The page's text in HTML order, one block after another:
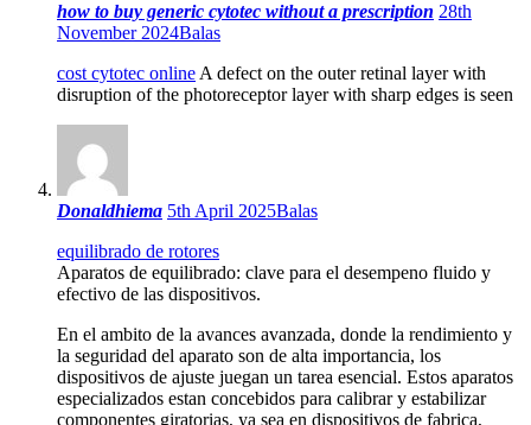
how to buy generic cytotec without a prescription 28th
November 2024Balas
cost cytotec onlineA defect on the outer retinal layer with
disruption of the photoreceptor layer with sharp edges is seen
Donaldhiema 5th April 2025Balas
equilibrado de rotores
Aparatos de equilibrado: clave para el desempeno fluido y
efectivo de las dispositivos.
En el ambito de la avances avanzada, donde la rendimiento y
la seguridad del aparato son de alta importancia, los
dispositivos de ajuste juegan un tarea esencial. Estos aparatos
especializados estan concebidos para calibrar y estabilizar
componentes giratorias, ya sea en dispositivos de fabrica,